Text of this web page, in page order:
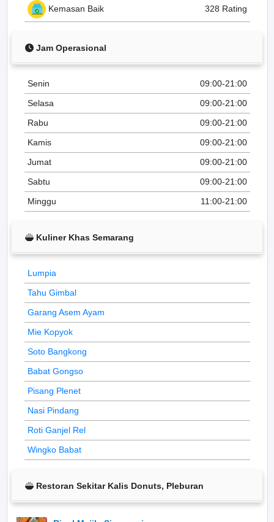
Kemasan Baik 328 Rating
Jam Operasional
Senin
09:00-21:00
Selasa
09:00-21:00
Rabu
09:00-21:00
Kamis
09:00-21:00
Jumat
09:00-21:00
Sabtu
09:00-21:00
Minggu
11:00-21:00
Kuliner Khas Semarang
Lumpia
Tahu Gimbal
Garang Asem Ayam
Mie Kopyok
Soto Bangkong
Babat Gongso
Pisang Plenet
Nasi Pindang
Roti Ganjel Rel
Wingko Babat
Restoran Sekitar Kalis Donuts, Pleburan